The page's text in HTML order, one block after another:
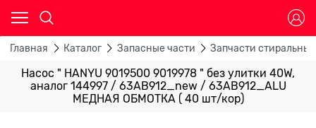
Главная Каталог Запасные части Запчасти
Насос " HANYU 9019500 9019978 " без улитки 40W,
аналог 144997 / 63AB912_new / 63AB912_ALU
МЕДНАЯ ОБМОТКА ( 40 шт/кор)